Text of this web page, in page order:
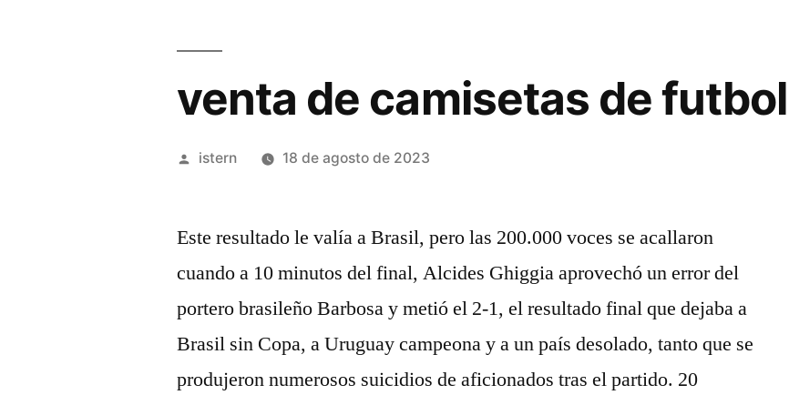
venta de camisetas de
Publicado
istern 18 de agosto de 2023
Este resultado le valía a Brasil, pero las 200.000 voces se acallaron
cuando a 10 minutos del final, Alcides Ghiggia aprovechó un error del
portero brasileño Barbosa y metió el 2-1, el resultado final que dejaba a
Brasil sin Copa, a Uruguay campeona y a un país desolado, tanto que se
produjeron numerosos suicidios de aficionados tras el partido. 20